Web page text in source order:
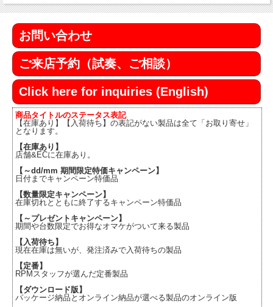
お問い合わせ
ご来店予約（試奏、ご相談）
Click here for inquiries (English)
商品タイトルのステータス表記
【在庫あり】【入荷待ち】の表記がない製品は全て「お取り寄せ」
となります。
【在庫あり】
店舗&ECに在庫あり。
【～dd/mm 期間限定特価キャンペーン】
日付までキャンペーン特価品
【数量限定キャンペーン】
在庫切れとともに終了するキャンペーン特価品
【～プレゼントキャンペーン】
期間や台数限定でお得なオマケがついて来る製品
【入荷待ち】
現在在庫は無いが、発注済みで入荷待ちの製品
【定番】
RPMスタッフが選んだ定番製品
【ダウンロード版】
パッケージ納品とオンライン納品が選べる製品のオンライン版